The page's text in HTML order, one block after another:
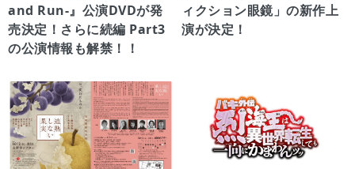
and Run-』公演DVDが発
売決定！さらに続編 Part3
の公演情報も解禁！！
ィクション眼鏡」の新作上
演が決定！